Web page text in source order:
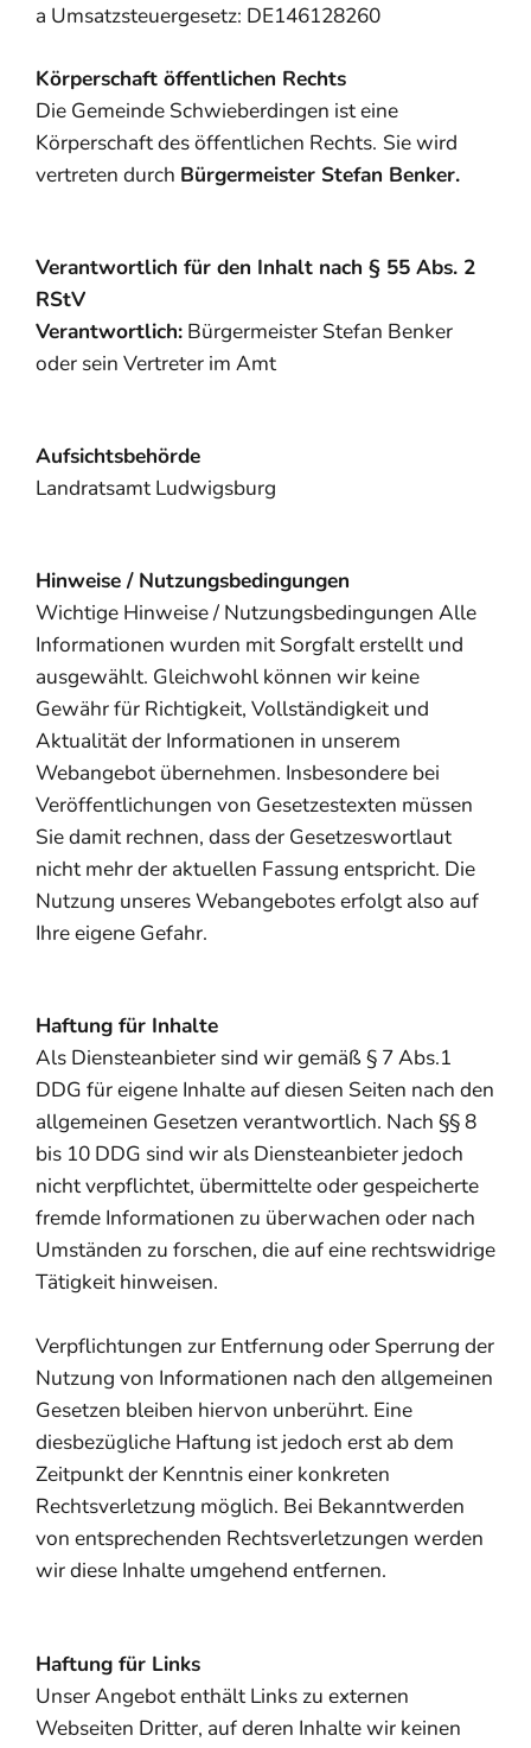
a Umsatzsteuergesetz: DE146128260
Körperschaft öffentlichen Rechts
Die Gemeinde Schwieberdingen ist eine
Körperschaft des öffentlichen Rechts. Sie wird
vertreten durch Bürgermeister Stefan Benker.
Verantwortlich für den Inhalt nach § 55 Abs. 2
RStV
Verantwortlich: Bürgermeister Stefan Benker
oder sein Vertreter im Amt
Aufsichtsbehörde
Landratsamt Ludwigsburg
Hinweise / Nutzungsbedingungen
Wichtige Hinweise / Nutzungsbedingungen Alle
Informationen wurden mit Sorgfalt erstellt und
ausgewählt. Gleichwohl können wir keine
Gewähr für Richtigkeit, Vollständigkeit und
Aktualität der Informationen in unserem
Webangebot übernehmen. Insbesondere bei
Veröffentlichungen von Gesetzestexten müssen
Sie damit rechnen, dass der Gesetzeswortlaut
nicht mehr der aktuellen Fassung entspricht. Die
Nutzung unseres Webangebotes erfolgt also auf
Ihre eigene Gefahr.
Haftung für Inhalte
Als Diensteanbieter sind wir gemäß § 7 Abs.1
DDG für eigene Inhalte auf diesen Seiten nach den
allgemeinen Gesetzen verantwortlich. Nach §§ 8
bis 10 DDG sind wir als Diensteanbieter jedoch
nicht verpflichtet, übermittelte oder gespeicherte
fremde Informationen zu überwachen oder nach
Umständen zu forschen, die auf eine rechtswidrige
Tätigkeit hinweisen.
Verpflichtungen zur Entfernung oder Sperrung der
Nutzung von Informationen nach den allgemeinen
Gesetzen bleiben hiervon unberührt. Eine
diesbezügliche Haftung ist jedoch erst ab dem
Zeitpunkt der Kenntnis einer konkreten
Rechtsverletzung möglich. Bei Bekanntwerden
von entsprechenden Rechtsverletzungen werden
wir diese Inhalte umgehend entfernen.
Haftung für Links
Unser Angebot enthält Links zu externen
Webseiten Dritter, auf deren Inhalte wir keinen